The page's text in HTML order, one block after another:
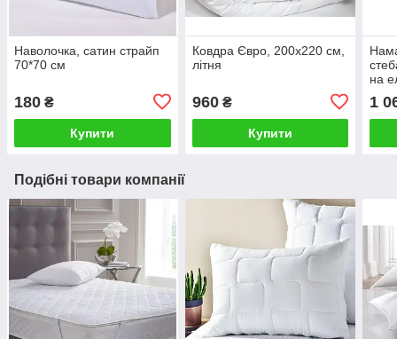
Наволочка, сатин страйп
70*70 см
180 ₴
Купити
Ковдра Євро, 200х220 см,
літня
960₴
Купити
на
1
Подібні товари компанії